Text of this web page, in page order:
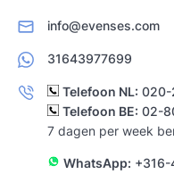
info@evenses.com
31643977699
Telefoon NL: 020-
Telefoon BE: 02-
7 dagen per week
WhatsApp: